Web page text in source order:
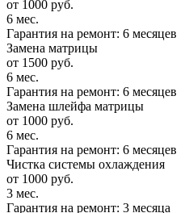
от 1000 руб.
6 мес.
Гарантия на ремонт: 6 месяцев
Замена матрицы
от 1500 руб.
6 мес.
Гарантия на ремонт: 6 месяцев
Замена шлейфа матрицы
от 1000 руб.
6 мес.
Гарантия на ремонт: 6 месяцев
Чистка системы охлаждения
от 1000 руб.
3 мес.
Гарантия на ремонт: 3 месяца